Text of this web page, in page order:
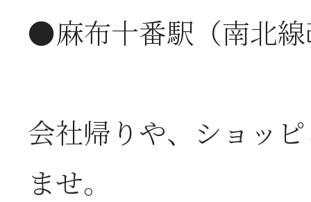
2026年06月05日
2026年06月03日
●麻布十番駅（南北
会社帰りや、ショッ
ませ。